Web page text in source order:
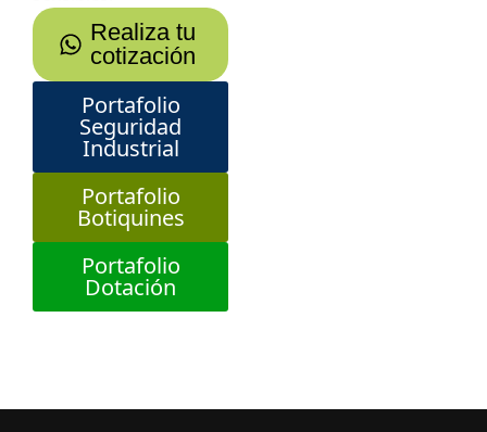
Realiza tu
cotización
Portafolio
Seguridad
Industrial
Portafolio
Botiquines
Portafolio
Dotación